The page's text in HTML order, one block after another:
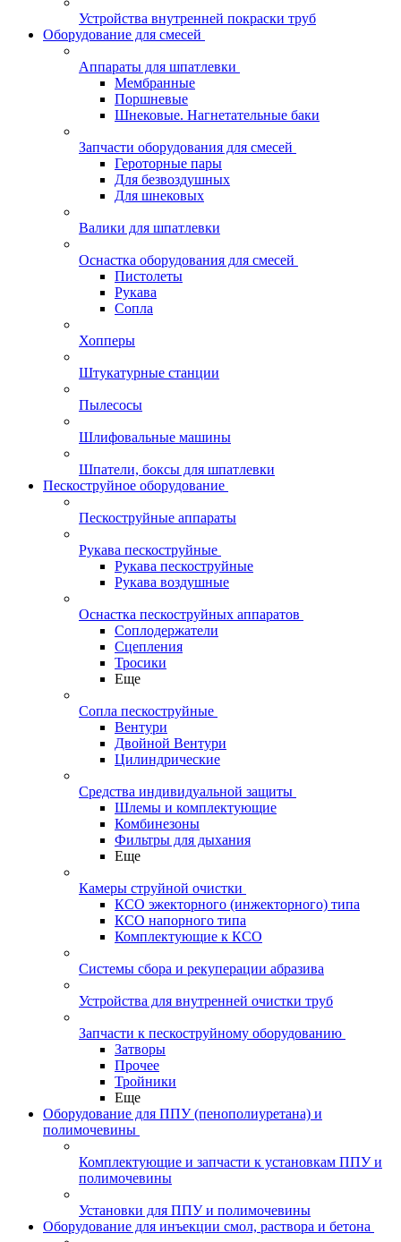
Устройства внутренней покраски труб
Оборудование для смесей
Аппараты для шпатлевки
Мембранные
Поршневые
Шнековые. Нагнетательные баки
Запчасти оборудования для смесей
Героторные пары
Для безвоздушных
Для шнековых
Валики для шпатлевки
Оснастка оборудования для смесей
Пистолеты
Рукава
Сопла
Хопперы
Штукатурные станции
Пылесосы
Шлифовальные машины
Шпатели, боксы для шпатлевки
Пескоструйное оборудование
Пескоструйные аппараты
Рукава пескоструйные
Рукава пескоструйные
Рукава воздушные
Оснастка пескоструйных аппаратов
Соплодержатели
Сцепления
Тросики
Еще
Сопла пескоструйные
Вентури
Двойной Вентури
Цилиндрические
Средства индивидуальной защиты
Шлемы и комплектующие
Комбинезоны
Фильтры для дыхания
Еще
Камеры струйной очистки
КСО эжекторного (инжекторного) типа
КСО напорного типа
Комплектующие к КСО
Системы сбора и рекуперации абразива
Устройства для внутренней очистки труб
Запчасти к пескоструйному оборудованию
Затворы
Прочее
Тройники
Еще
Оборудование для ППУ (пенополиуретана) и
полимочевины
Комплектующие и запчасти к установкам ППУ и
полимочевины
Установки для ППУ и полимочевины
Оборудование для инъекции смол, раствора и бетона